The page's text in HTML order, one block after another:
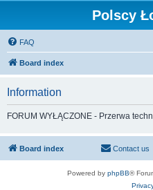
Polscy
FAQ
Board index
Information
FORUM WYŁĄCZONE - Przerwa
Board index Contact us
Powered by phpBB®